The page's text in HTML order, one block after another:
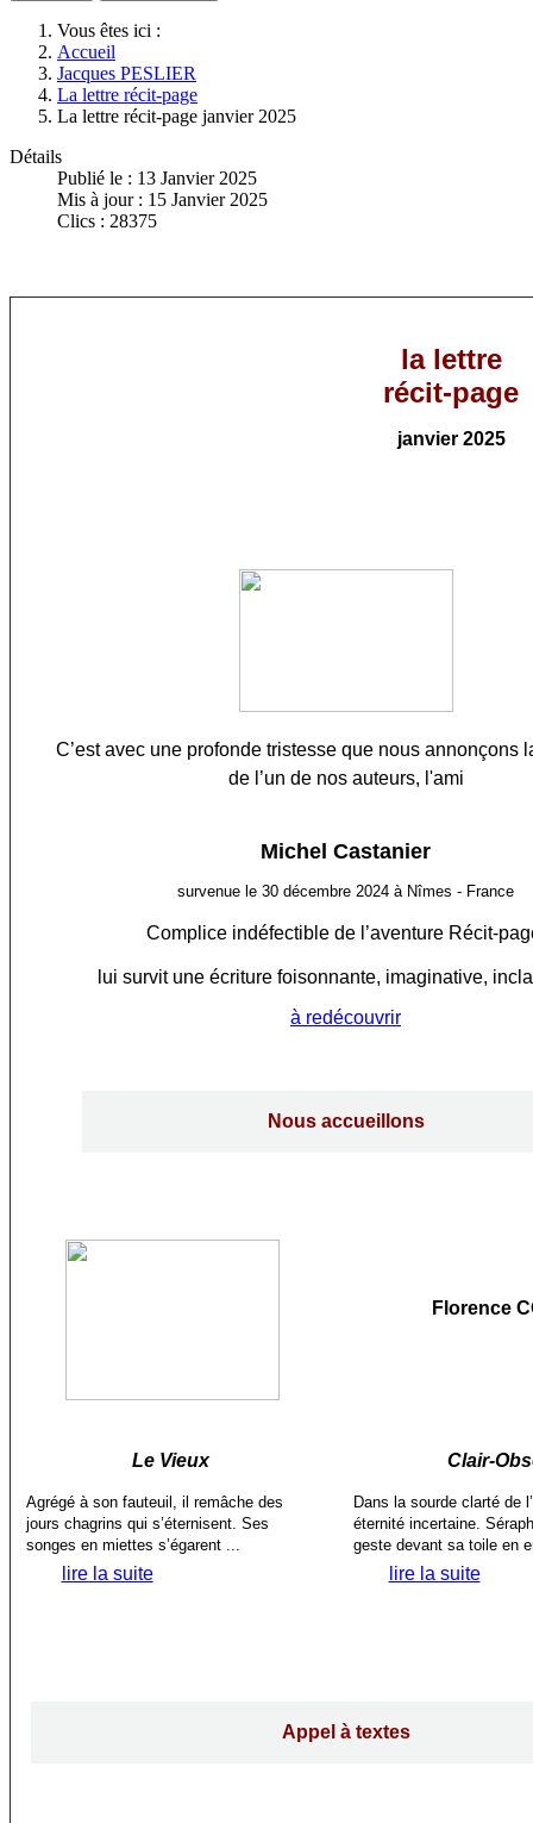
Vous êtes ici :
Accueil
Jacques PESLIER
La lettre récit-page
La lettre récit-page janvier 2025
Détails
Publié le : 13 Janvier 2025
Mis à jour : 15 Janvier 2025
Clics : 28375
la lettre
récit-page
janvier 2025
C’est avec une profonde tristesse que nous annonçons
de l’un de nos auteurs, l'ami
Michel Castanier
survenue le 30 décembre 2024 à Nîmes - France
Complice indéfectible de l’aventure Récit-
lui survit une écriture foisonnante, imaginative,
à redécouvrir
Nous accueillons
Florence
Le Vieux
Agrégé à son fauteuil, il remâche des
jours chagrins qui s’éternisent. Ses
songes en miettes s’égarent ...
lire la suite
Clair-
Dans la sourde clarté de
éternité incertaine.
geste devant sa toile en
lire la suite
Appel à textes